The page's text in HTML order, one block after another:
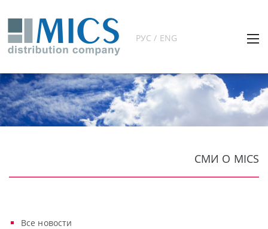
РУС / ENG
СМИ О MICS
Все новости